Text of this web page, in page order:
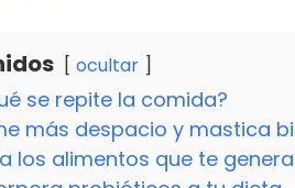
ocultar
se repite la comida?
más despacio y mastica
los alimentos que te